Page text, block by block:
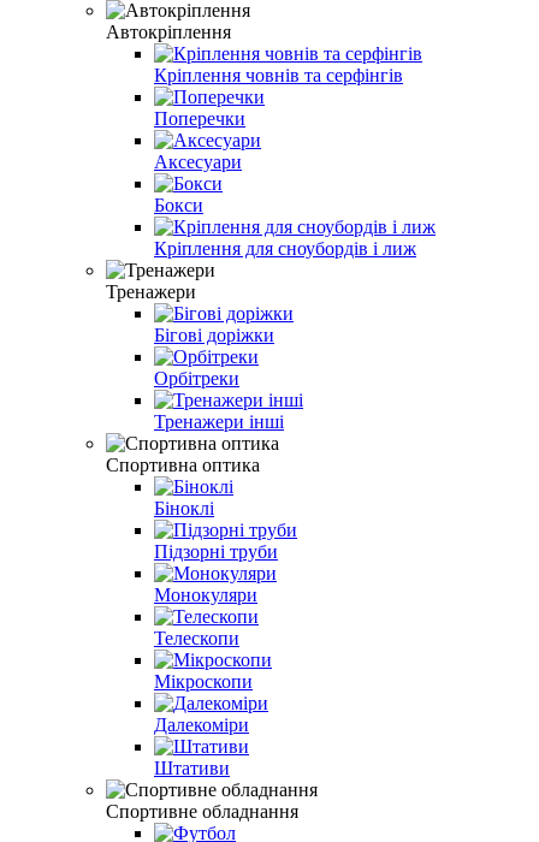
Автокріплення
Кріплення човнів та серфінгів
Поперечки
Аксесуари
Бокси
Кріплення для сноубордів і лиж
Тренажери
Бігові доріжки
Орбітреки
Тренажери інші
Спортивна оптика
Біноклі
Підзорні труби
Монокуляри
Телескопи
Мікроскопи
Далекоміри
Штативи
Спортивне обладнання